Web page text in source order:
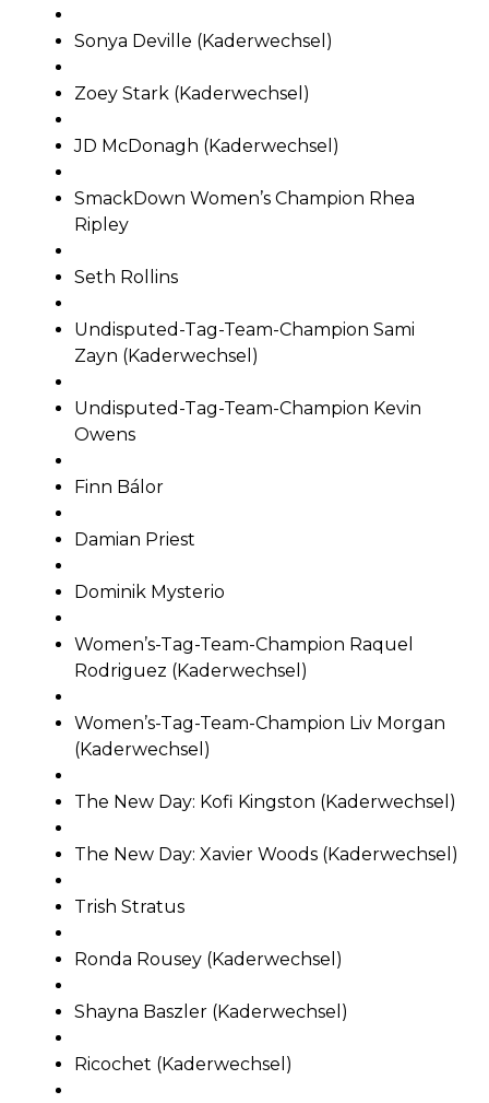
Sonya Deville (Kaderwechsel)
Zoey Stark (Kaderwechsel)
JD McDonagh (Kaderwechsel)
SmackDown Women’s Champion Rhea
Ripley
Seth Rollins
Undisputed-Tag-Team-Champion Sami
Zayn (Kaderwechsel)
Undisputed-Tag-Team-Champion Kevin
Owens
Finn Bálor
Damian Priest
Dominik Mysterio
Women’s-Tag-Team-Champion Raquel
Rodriguez (Kaderwechsel)
Women’s-Tag-Team-Champion Liv Morgan
(Kaderwechsel)
The New Day: Kofi Kingston (Kaderwechsel)
The New Day: Xavier Woods (Kaderwechsel)
Trish Stratus
Ronda Rousey (Kaderwechsel)
Shayna Baszler (Kaderwechsel)
Ricochet (Kaderwechsel)